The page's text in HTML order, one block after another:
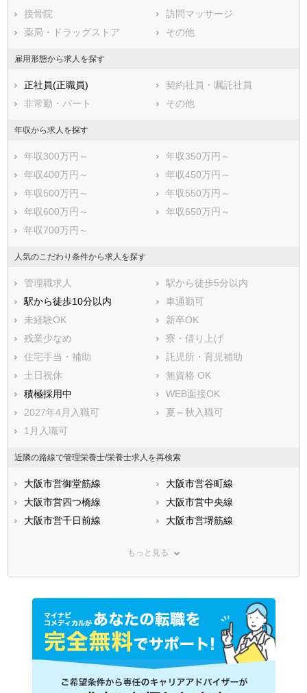
広島県
徳島県
香川県
愛媛県
鹿児島県
接骨院
訪問マッサージ
薬局・ドラッグストア
その他
雇用形態から求人を探す
正社員(正職員)
契約社員・嘱託社員
非常勤・パート
その他
年収から求人を探す
年収300万円～
年収350万円～
年収400万円～
年収450万円～
年収500万円～
年収550万円～
年収600万円～
年収650万円～
年収700万円～
人気のこだわり条件から求人を探す
管理職求人
駅から徒歩5分以内
駅から徒歩10分以内
車通勤可
未経験OK
新卒OK
残業少なめ
寮・借り上げ
住宅手当・補助
託児所・育児補助
土日祝休
無資格 OK
積極採用中
WEB面接OK
2027年4月入職可
夏～秋入職可
1月入職可
近隣の路線で管理栄養士/栄養士求人を再検索
大阪市営御堂筋線
大阪市営谷町線
大阪市営四つ橋線
大阪市営中央線
大阪市営千日前線
大阪市営堺筋線
大阪市営南港ポートタウン線
ＪＲ東海道本線(米原－神戸)
ＪＲ関西本線(亀山－難波)
ＪＲ片町線
ＪＲ東西線
ＪＲ阪和線(天王寺－和歌山)
ＪＲ関西空港線
ＪＲおおさか東線
阪神本線
京阪本線
京阪交野線
阪急神戸本線
もっと見る